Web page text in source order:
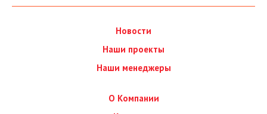
Новости
Наши проекты
Наши менеджеры
О Компании